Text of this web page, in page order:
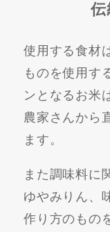
伝
使用する食材
ものを使用す
ンとなるお米
農家さんから
ます。
また調味料に
ゆやみりん、
作り方のもの